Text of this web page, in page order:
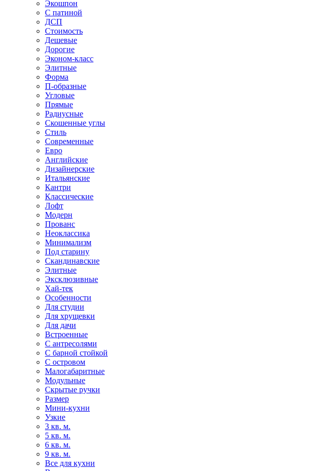
Экошпон
С патиной
ДСП
Стоимость
Дешевые
Дорогие
Эконом-класс
Элитные
Форма
П-образные
Угловые
Прямые
Радиусные
Скошенные углы
Стиль
Современные
Евро
Английские
Дизайнерские
Итальянские
Кантри
Классические
Лофт
Модерн
Прованс
Неоклассика
Минимализм
Под старину
Скандинавские
Элитные
Эксклюзивные
Хай-тек
Особенности
Для студии
Для хрущевки
Для дачи
Встроенные
С антресолями
С барной стойкой
С островом
Малогабаритные
Модульные
Скрытые ручки
Размер
Мини-кухни
Узкие
3 кв. м.
5 кв. м.
6 кв. м.
9 кв. м.
Все для кухни